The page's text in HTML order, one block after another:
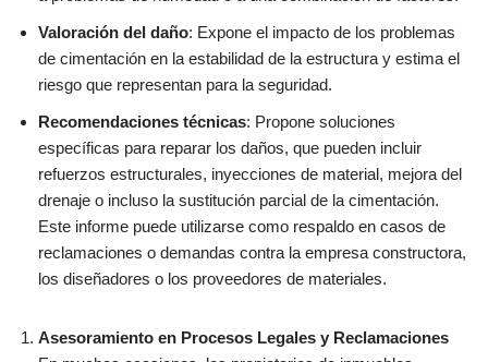
Valoración del daño: Expone el impacto de los problemas
de cimentación en la estabilidad de la estructura y estima el
riesgo que representan para la seguridad.
Recomendaciones técnicas: Propone soluciones
específicas para reparar los daños, que pueden incluir
refuerzos estructurales, inyecciones de material, mejora del
drenaje o incluso la sustitución parcial de la cimentación.
Este informe puede utilizarse como respaldo en casos de
reclamaciones o demandas contra la empresa constructora,
los diseñadores o los proveedores de materiales.
Asesoramiento en Procesos Legales y Reclamaciones